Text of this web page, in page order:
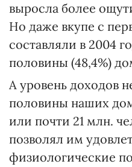
выросла более
Но даже вкупе с
составляли в 2004
половины (48,4%)
А уровень доходов
половины наших
или почти 21 млн.
позволял им
физиологические